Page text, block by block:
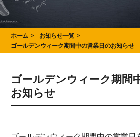
ホーム
お知らせ一覧
ゴールデンウィーク期間中の営業日のお知らせ
ゴールデンウィーク期間
お知らせ